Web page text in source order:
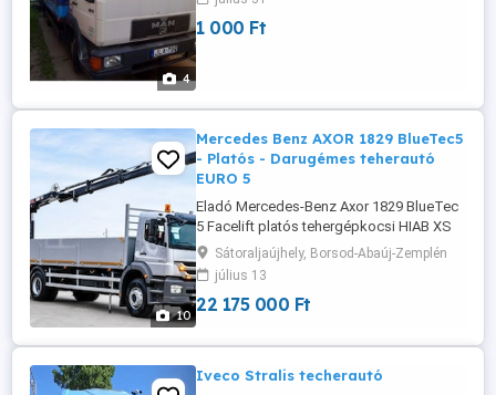
4
1 000 Ft
10
Mercedes Benz AXOR 1829 BlueTec5
- Platós - Darugémes teherautó
EURO 5
Eladó Mercedes-Benz Axor 1829 BlueTec
5 Facelift platós tehergépkocsi HIAB XS
144 B-3 HIDUO hidraulikus daruval
Eladásra kínálok egy Mercedes-Benz Axor
1829 Facelift platós tehergépkocsit, HIAB
XS 144 B-3 HIDUO hidraulikus daruval
állapota egyaránt nagyon jó. Alapadatok
Sátoraljaújhely, Borsod-Abaúj-Zemplén
július 13
22 175 000 Ft
Iveco Stralis techerautó